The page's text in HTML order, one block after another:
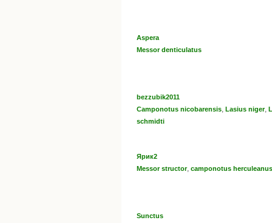
Aspera
Messor denticulatus
bezzubik2011
Camponotus nicobarensis, Lasius niger,
schmidti
Ярик2
Messor structor, camponotus herculeanus
Sunctus